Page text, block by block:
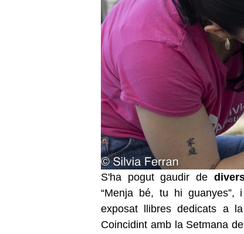
S'ha pogut gaudir de
“Menja bé, tu hi
exposat llibres dedicats a
Coincidint amb la Setmana